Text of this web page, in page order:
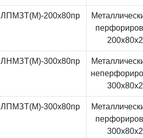
ЛПМЗТ(М)-200x80пр
ЛНМЗТ(М)-300x80пр
ЛПМЗТ(М)-300x80пр